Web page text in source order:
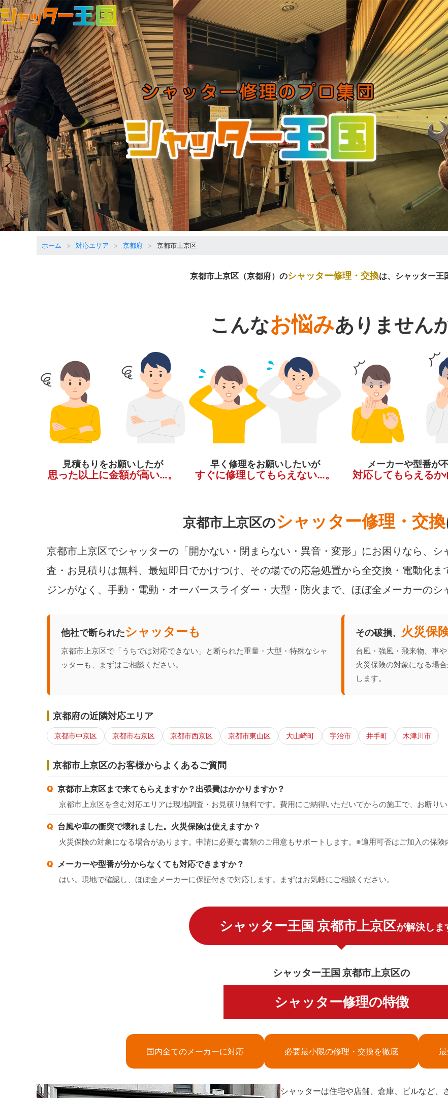
ホーム 対応エリア 京都府 京都市上京区
京都市上京区（京都府）のシャッター修理・交換は、シャッター王
こんなお悩みありません
見積もりをお願いしたが
思った以上に金額が高い…。
早く修理をお願いしたいが
すぐに修理してもらえない…。
メーカーや型番が
対応してもらえるか
京都市上京区のシャッター修理・交換
京都市上京区でシャッターの「開かない・閉まらない・異音・変形」にお困りなら、
査・お見積りは無料、最短即日でかけつけ、その場での応急処置から全交換・電動化
ジンがなく、手動・電動・オーバースライダー・大型・防火まで、ほぼ全メーカーのシ
他社で断られたシャッターも
京都市上京区で「うちでは対応できない」と断られた重量・大型・特殊なシャ
ッターも、まずはご相談ください。
その破損、 火災保
台風・強風・飛来物、車
火災保険の対象になる場
します。
京都府の近隣対応エリア
京都市中京区 京都市右京区 京都市西京区 京都市東山区 大山崎町 宇治市 井手町 木津川市
京都市上京区のお客様からよくあるご質問
京都市上京区まで来てもらえますか？出張費はかかりますか？
京都市上京区を含む対応エリアは現地調査・お見積り無料です。費用にご納得いただいてからの施工で、お断りい
台風や車の衝突で壊れました。火災保険は使えますか？
火災保険の対象になる場合があります。申請に必要な書類のご用意もサポートします。※適用可否はご加入の保険
メーカーや型番が分からなくても対応できますか？
はい。現地で確認し、ほぼ全メーカーに保証付きで対応します。まずはお気軽にご相談ください。
シャッター王国 京都市上京区が解決しま
シャッター王国 京都市上京区の
シャッター修理の特徴
国内全てのメーカーに対応 必要最小限の修理・交換を徹底
シャッターは住宅や店舗、倉庫、ビルなど、